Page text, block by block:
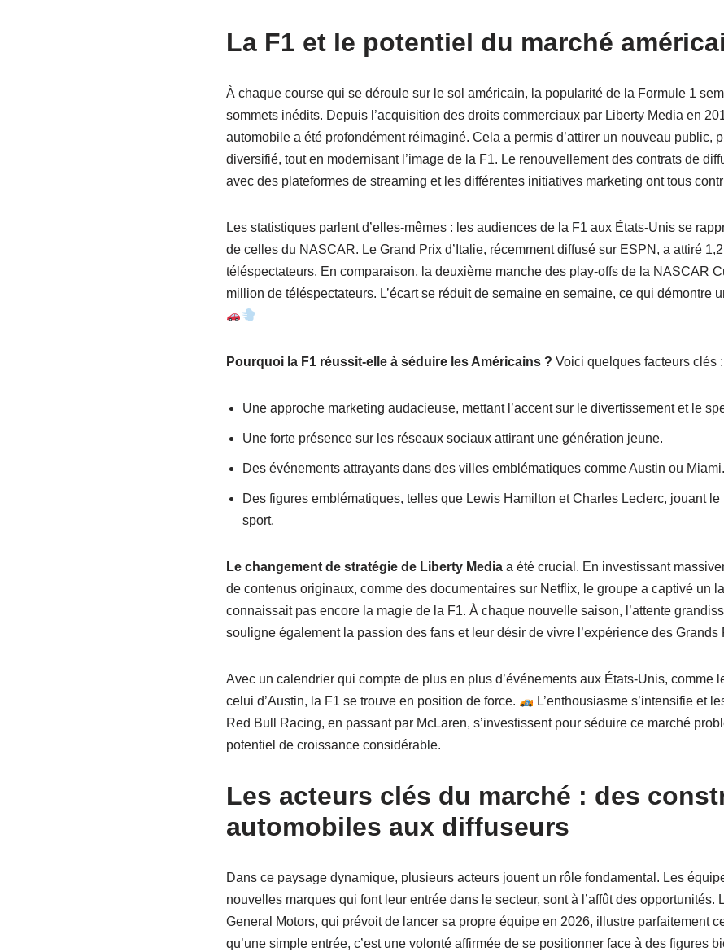
La F1 et le potentiel du marché
À chaque course qui se déroule sur le sol américain, la popularité de la Formule 1
sommets inédits. Depuis l’acquisition des droits commerciaux par Liberty Media en
automobile a été profondément réimaginé. Cela a permis d’attirer un nouveau public,
diversifié, tout en modernisant l’image de la F1. Le renouvellement des contrats de
avec des plateformes de streaming et les différentes initiatives marketing ont tous
Les statistiques parlent d’elles-mêmes : les audiences de la F1 aux États-Unis se
de celles du NASCAR. Le Grand Prix d’Italie, récemment diffusé sur ESPN, a attiré
téléspectateurs. En comparaison, la deuxième manche des play-offs de la NASCAR
million de téléspectateurs. L’écart se réduit de semaine en semaine, ce qui démontre
Pourquoi la F1 réussit-elle à séduire les Américains ? Voici quelques facteurs clés :
Une approche marketing audacieuse, mettant l’accent sur le divertissement et le
Une forte présence sur les réseaux sociaux attirant une génération jeune.
Des événements attrayants dans des villes emblématiques comme Austin ou Miami.
Des figures emblématiques, telles que Lewis Hamilton et Charles Leclerc, jouant le
sport.
Le changement de stratégie de Liberty Mediaa été crucial. En investissant
de contenus originaux, comme des documentaires sur Netflix, le groupe a captivé un
connaissait pas encore la magie de la F1. À chaque nouvelle saison, l’attente
souligne également la passion des fans et leur désir de vivre l’expérience des Grands
Avec un calendrier qui compte de plus en plus d’événements aux États-Unis, comme
celui d’Austin, la F1 se trouve en position de force.
L’enthousiasme s’intensifie et
Red Bull Racing, en passant par McLaren, s’investissent pour séduire ce marché
potentiel de croissance considérable.
Les acteurs clés du marché : des
automobiles aux diffuseurs
Dans ce paysage dynamique, plusieurs acteurs jouent un rôle fondamental. Les
nouvelles marques qui font leur entrée dans le secteur, sont à l’affût des opportunités.
General Motors, qui prévoit de lancer sa propre équipe en 2026, illustre parfaitement
qu’une simple entrée, c’est une volonté affirmée de se positionner face à des figures